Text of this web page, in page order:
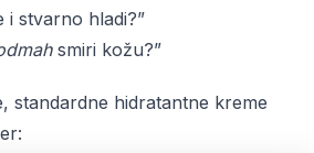
i stvarno hladi?”
smiri kožu?”
standardne hidratantne kreme